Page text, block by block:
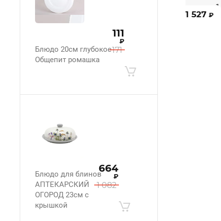
Блюдо 20см глубокое
Общепит ромашка
171
111
₽
Блюдо для блинов
АПТЕКАРСКИЙ
ОГОРОД 23см с
крышкой
1 082
664
₽
1 527 ₽